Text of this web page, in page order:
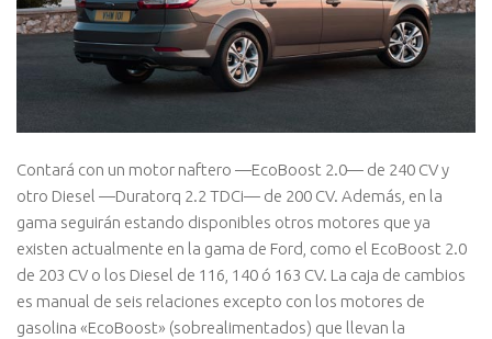
Contará con un motor naftero —EcoBoost 2.0— de 240 CV y
otro Diesel —Duratorq 2.2 TDCi— de 200 CV. Además, en la
gama seguirán estando disponibles otros motores que ya
existen actualmente en la gama de Ford, como el EcoBoost 2.0
de 203 CV o los Diesel de 116, 140 ó 163 CV. La caja de cambios
es manual de seis relaciones excepto con los motores de
gasolina «EcoBoost» (sobrealimentados) que llevan la